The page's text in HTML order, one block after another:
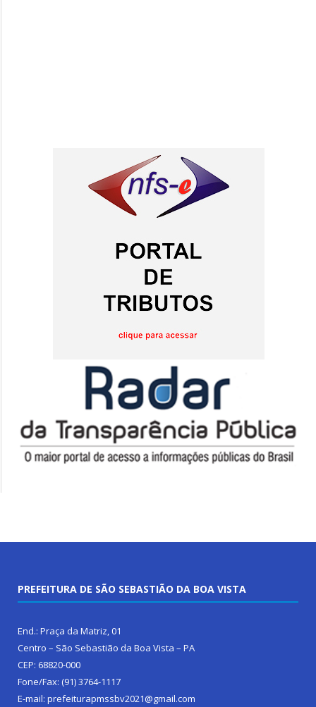
PREFEITURA DE SÃO SEBASTIÃO DA BOA VISTA
End.: Praça da Matriz, 01
Centro – São Sebastião da Boa Vista – PA
CEP: 68820-000
Fone/Fax: (91) 3764-1117
E-mail: prefeiturapmssbv2021@gmail.com